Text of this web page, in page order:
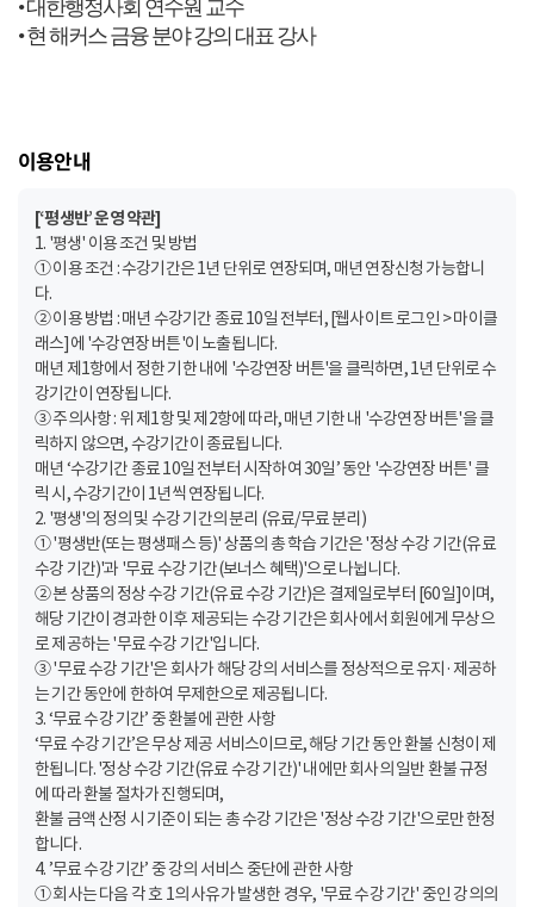
• 대한행정사회 연수원 교수
• 현 해커스 금융 분야 강의 대표 강사
이용안내
[‘평생반’ 운영 약관]
1. '평생' 이용 조건 및 방법
① 이용 조건 : 수강기간은 1년 단위로 연장되며, 매년 연장신청 가능합니
다.
② 이용 방법 : 매년 수강기간 종료 10일 전부터, [웹사이트 로그인 > 마이클
래스]에 '수강연장 버튼'이 노출됩니다.
매년 제1항에서 정한 기한 내에 '수강연장 버튼'을 클릭하면, 1년 단위로 수
강기간이 연장됩니다.
③ 주의사항 : 위 제1항 및 제2항에 따라, 매년 기한 내 '수강연장 버튼'을 클
릭하지 않으면, 수강기간이 종료됩니다.
매년 ‘수강기간 종료 10일 전부터 시작하여 30일’ 동안 '수강연장 버튼' 클
릭 시, 수강기간이 1년씩 연장됩니다.
2. '평생'의 정의 및 수강 기간의 분리 (유료/무료 분리)
① '평생반(또는 평생패스 등)' 상품의 총 학습 기간은 '정상 수강 기간(유료
수강 기간)'과 '무료 수강 기간(보너스 혜택)'으로 나뉩니다.
② 본 상품의 정상 수강 기간(유료 수강 기간)은 결제일로부터 [60일]이며,
해당 기간이 경과한 이후 제공되는 수강 기간은 회사에서 회원에게 무상으
로 제공하는 '무료 수강 기간'입니다.
③ '무료 수강 기간'은 회사가 해당 강의 서비스를 정상적으로 유지·제공하
는 기간 동안에 한하여 무제한으로 제공됩니다.
3. ‘무료 수강 기간’ 중 환불에 관한 사항
‘무료 수강 기간’은 무상 제공 서비스이므로, 해당 기간 동안 환불 신청이 제
한됩니다. '정상 수강 기간(유료 수강 기간)' 내에만 회사의 일반 환불 규정
에 따라 환불 절차가 진행되며,
환불 금액 산정 시 기준이 되는 총 수강 기간은 '정상 수강 기간'으로만 한정
합니다.
4. ’무료 수강 기간’ 중 강의 서비스 중단에 관한 사항
① 회사는 다음 각 호 1의 사유가 발생한 경우, '무료 수강 기간' 중인 강의의